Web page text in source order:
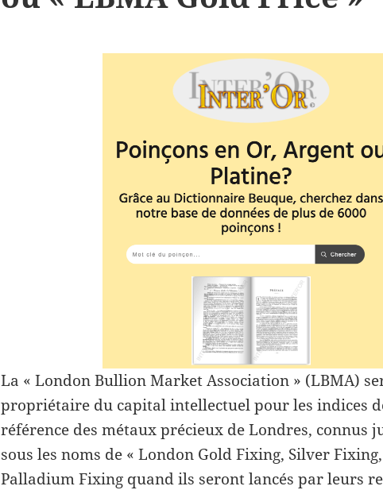
La « London Bullion Market Association » (LBMA)
propriétaire du capital intellectuel pour les indices
référence des métaux précieux de Londres, connus
sous les noms de « London Gold Fixing, Silver
Palladium Fixing quand ils seront lancés par leurs